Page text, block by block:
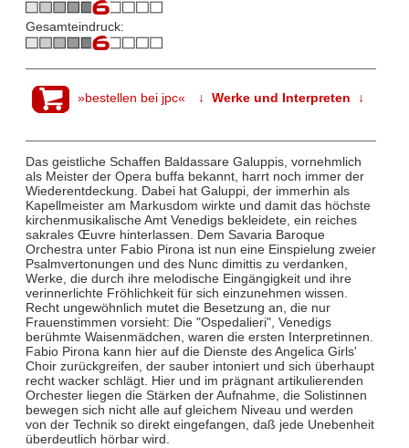
Gesamteindruck:
»bestellen bei jpc« ↓ Werke und Interpreten ↓
Das geistliche Schaffen Baldassare Galuppis, vornehmlich
als Meister der Opera buffa bekannt, harrt noch immer der
Wiederentdeckung. Dabei hat Galuppi, der immerhin als
Kapellmeister am Markusdom wirkte und damit das höchste
kirchenmusikalische Amt Venedigs bekleidete, ein reiches
sakrales Œuvre hinterlassen. Dem Savaria Baroque
Orchestra unter Fabio Pirona ist nun eine Einspielung zweier
Psalmvertonungen und des Nunc dimittis zu verdanken,
Werke, die durch ihre melodische Eingängigkeit und ihre
verinnerlichte Fröhlichkeit für sich einzunehmen wissen.
Recht ungewöhnlich mutet die Besetzung an, die nur
Frauenstimmen vorsieht: Die "Ospedalieri", Venedigs
berühmte Waisenmädchen, waren die ersten Interpretinnen.
Fabio Pirona kann hier auf die Dienste des Angelica Girls'
Choir zurückgreifen, der sauber intoniert und sich überhaupt
recht wacker schlägt. Hier und im prägnant artikulierenden
Orchester liegen die Stärken der Aufnahme, die Solistinnen
bewegen sich nicht alle auf gleichem Niveau und werden
von der Technik so direkt eingefangen, daß jede Unebenheit
überdeutlich hörbar wird.